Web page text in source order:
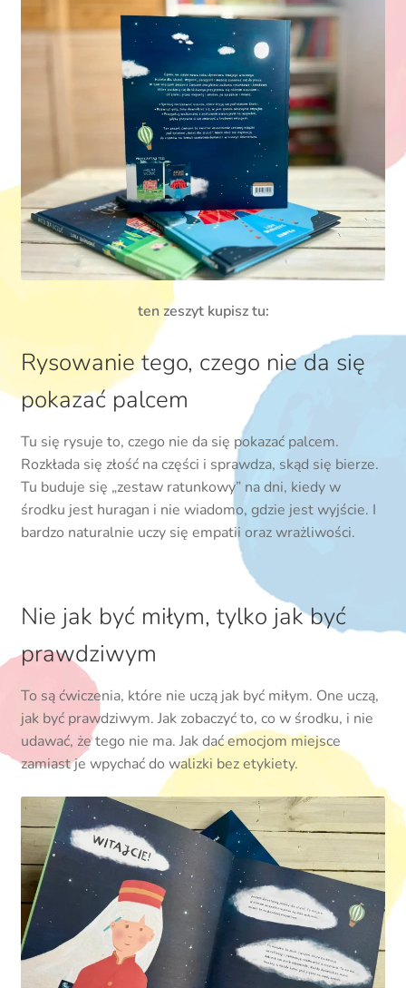
ten zeszyt kupisz tu:
Rysowanie tego, czego nie da się
pokazać palcem
Tu się rysuje to, czego nie da się pokazać palcem.
Rozkłada się złość na części i sprawdza, skąd się bierze.
Tu buduje się „zestaw ratunkowy” na dni, kiedy w
środku jest huragan i nie wiadomo, gdzie jest wyjście. I
bardzo naturalnie uczy się empatii oraz wrażliwości.
Nie jak być miłym, tylko jak być
prawdziwym
To są ćwiczenia, które nie uczą jak być miłym. One uczą,
jak być prawdziwym. Jak zobaczyć to, co w środku, i nie
udawać, że tego nie ma. Jak dać emocjom miejsce
zamiast je wpychać do walizki bez etykiety.